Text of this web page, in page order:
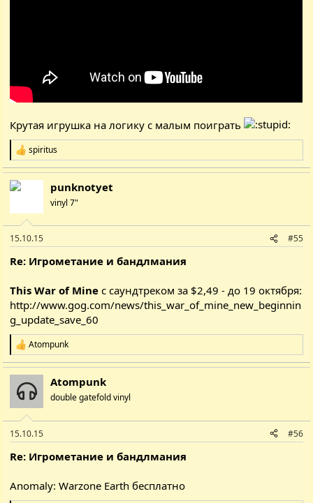
Крутая игрушка на логику с малым поиграть
Р
е
а
к
spiritus
punknotyet
vinyl 7"
15.10.15 #55
Re: Игрометание и бандлмания
This War of Mine с саундтреком за $2,49 - до 19 октября:
http://www.gog.com/news/this_war_of_mine_new_beginnin
g_update_save_60
Р
е
а
к
ц
Atompunk
Atompunk
double gatefold vinyl
15.10.15 #56
Re: Игрометание и бандлмания
Anomaly: Warzone Earth бесплатно